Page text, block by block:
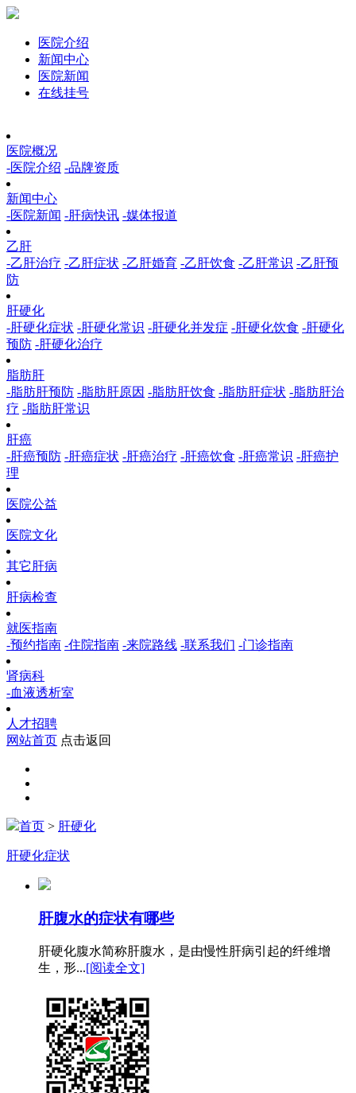
医院介绍
新闻中心
医院新闻
在线挂号
医院概况
-医院介绍 -品牌资质
新闻中心
-医院新闻 -肝病快讯 -媒体报道
乙肝
-乙肝治疗 -乙肝症状 -乙肝婚育 -乙肝饮食 -乙肝常识 -乙肝预
防
肝硬化
-肝硬化症状 -肝硬化常识 -肝硬化并发症 -肝硬化饮食 -肝硬化
预防 -肝硬化治疗
脂肪肝
-脂肪肝预防 -脂肪肝原因 -脂肪肝饮食 -脂肪肝症状 -脂肪肝治
疗 -脂肪肝常识
肝癌
-肝癌预防 -肝癌症状 -肝癌治疗 -肝癌饮食 -肝癌常识 -肝癌护
理
医院公益
医院文化
其它肝病
肝病检查
就医指南
-预约指南 -住院指南 -来院路线 -联系我们 -门诊指南
肾病科
-血液透析室
人才招聘
网站首页 点击返回
首页 > 肝硬化
肝硬化症状
肝腹水的症状有哪些
肝硬化腹水简称肝腹水，是由慢性肝病引起的纤维增
生，形...[阅读全文]